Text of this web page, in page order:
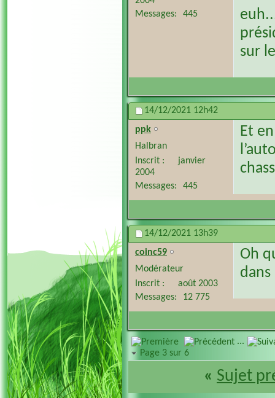
Messages
445
sur
14/12/2021 12h42
ppk
Halbran
Inscrit
janvier
2004
Messages
445
Et
14/12/2021 13h39
coinc59
Modérateur
Inscrit
août 2003
Messages
12 775
Oh
dans
...
Page 3 sur 6
« Sujet